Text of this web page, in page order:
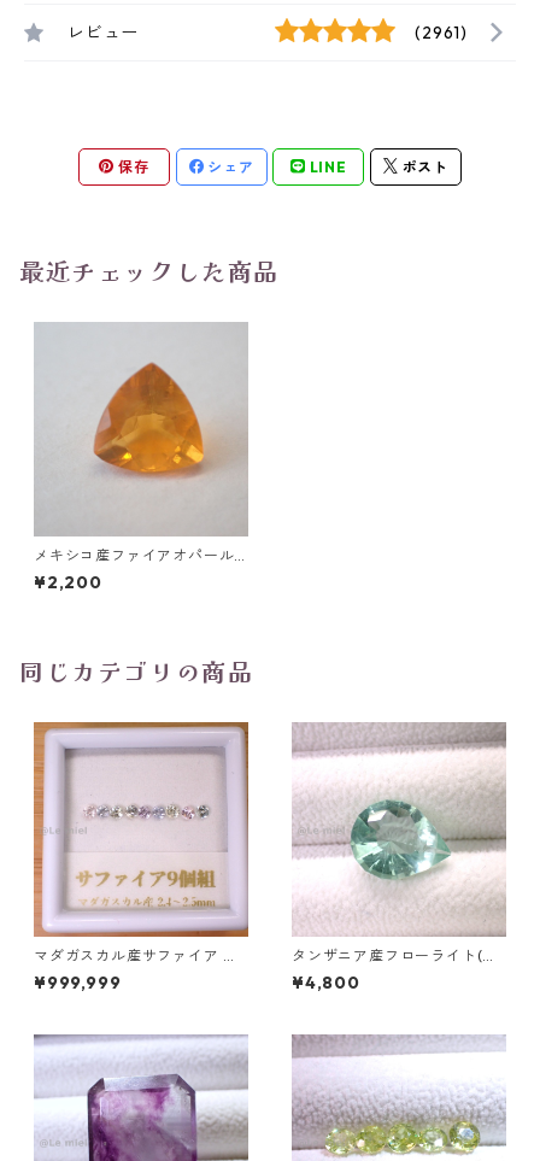
レビュー (2961)
保存 シェア LINE ポスト
最近チェックした商品
メキシコ産ファイアオパール
トリリアントカットルース 0.
43ct 5.8mm*5.8mm*3.4mm
¥2,200
同じカテゴリの商品
マダガスカル産サファイア ル
ース 9個組 2.4～2.5mm
¥999,999
タンザニア産フローライト(蛍
光) ペアシェイプカットルース
5.46ct 13.8mm*10.8mm*7.0
¥4,800